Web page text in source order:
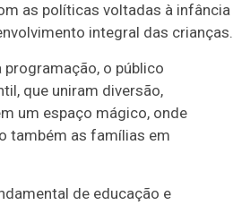
as políticas voltadas à infância
integral das crianças.
programação, o público
que uniram diversão,
um espaço mágico, onde
também as famílias em
de educação e